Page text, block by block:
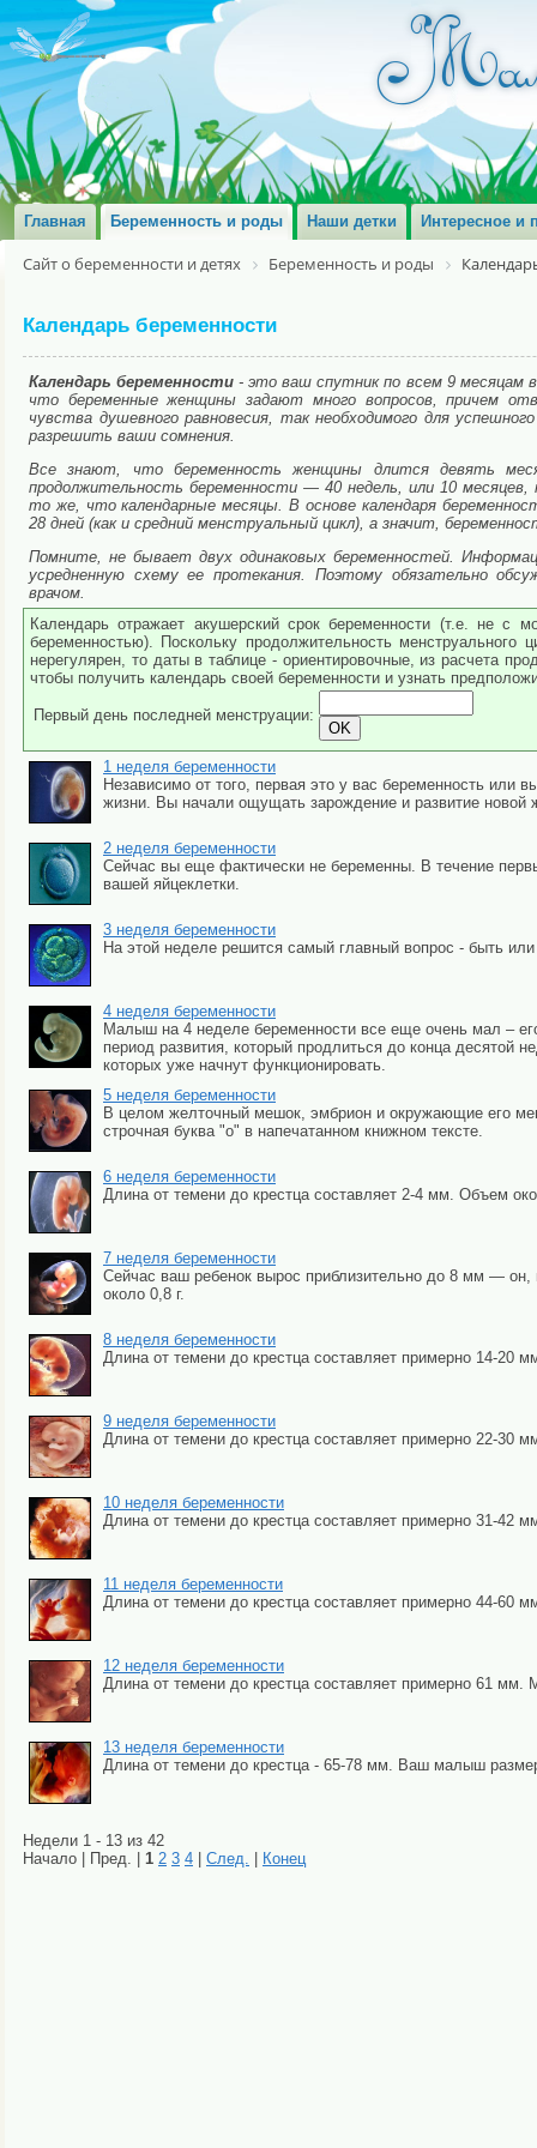
Главная Беременность и роды Наши детки Интересное и
Сайт о беременности и детях Беременность и роды
Календарь беременности
Календарь беременности - это ваш спутник по всем 9 месяцам
что беременные женщины задают много вопросов, причем
чувства душевного равновесия, так необходимого для
разрешить ваши сомнения.
Все знают, что беременность женщины длится девять
продолжительность беременности — 40 недель, или 10
то же, что календарные месяцы. В основе календаря
28 дней (как и средний менструальный цикл), а значит,
Помните, не бывает двух одинаковых беременностей.
усредненную схему ее протекания. Поэтому обязательно
врачом.
Календарь отражает акушерский срок беременности (т.е. не с
беременностью). Поскольку продолжительность
нерегулярен, то даты в таблице - ориентировочные, из расчета
чтобы получить календарь своей беременности и узнать
Первый день последней менструации:
1 неделя беременности
Независимо от того, первая это у вас беременность
жизни. Вы начали ощущать зарождение и развитие новой
2 неделя беременности
Сейчас вы еще фактически не беременны. В течение
вашей яйцеклетки.
3 неделя беременности
На этой неделе решится самый главный вопрос - быть
4 неделя беременности
Малыш на 4 неделе беременности все еще очень мал –
период развития, который продлиться до конца десятой
которых уже начнут функционировать.
5 неделя беременности
В целом желточный мешок, эмбрион и окружающие его
строчная буква "о" в напечатанном книжном тексте.
6 неделя беременности
Длина от темени до крестца составляет 2-4 мм. Объем
7 неделя беременности
Сейчас ваш ребенок вырос приблизительно до 8 мм — он,
около 0,8 г.
8 неделя беременности
Длина от темени до крестца составляет примерно 14-20
9 неделя беременности
Длина от темени до крестца составляет примерно 22-30
10 неделя беременности
Длина от темени до крестца составляет примерно 31-
11 неделя беременности
Длина от темени до крестца составляет примерно 44-
12 неделя беременности
Длина от темени до крестца составляет примерно 61
13 неделя беременности
Длина от темени до крестца - 65-78 мм. Ваш малыш
Недели 1 - 13 из 42
Начало | Пред. | 1 2 3 4 След. Конец